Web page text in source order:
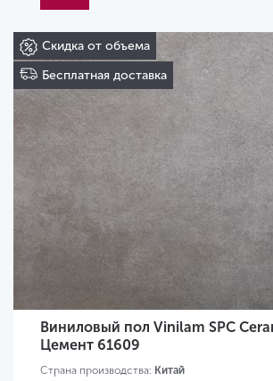
Скидка от объема
Бесплатная доставка
Виниловый пол Vinilam SPC
Цемент 61609
Страна производства: Китай